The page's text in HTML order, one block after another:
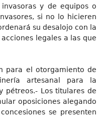
y de equipos o
si no lo hicieren
su desalojo con la
legales a las que
para el otorgamiento de
artesanal para la
pétreos.- Los titulares de
oposiciones alegando
se presenten